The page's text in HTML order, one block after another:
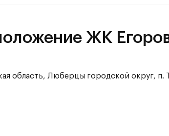
ЖК
область, Люберцы городской округ, п.